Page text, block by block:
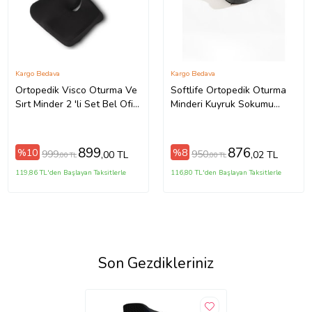
Ortopedik Visco Oturma Ve
Sırt Minder 2 'li Set Bel Ofis
Kargo Bedava
%10 999,00 TL 899,00 TL
119,86 TL'den Başlayan Taksitlerle
Softlife Ortopedik Oturma
Minderi Kuyruk Sokumu
Kargo Bedava
%8 950,00 TL 876,02 TL
116,80 TL'den Başlayan Taksitlerle
Son Gezdikleriniz